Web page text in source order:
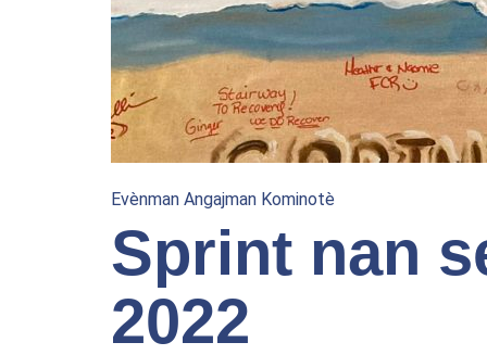
Evènman Angajman Kominotè
Sprint nan
2022